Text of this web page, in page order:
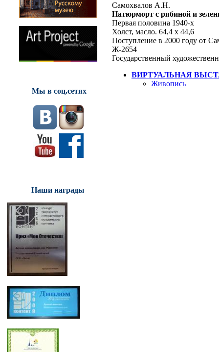
Мы в соц.сетях
Наши награды
Самохвалов А.Н.
Натюрморт с рябиной и
Первая половина 1940-х
Холст, масло. 64,4 х 44,6
Поступление в 2000 году от
Ж-2654
Государственный
ВИРТУАЛЬНАЯ
Живопись